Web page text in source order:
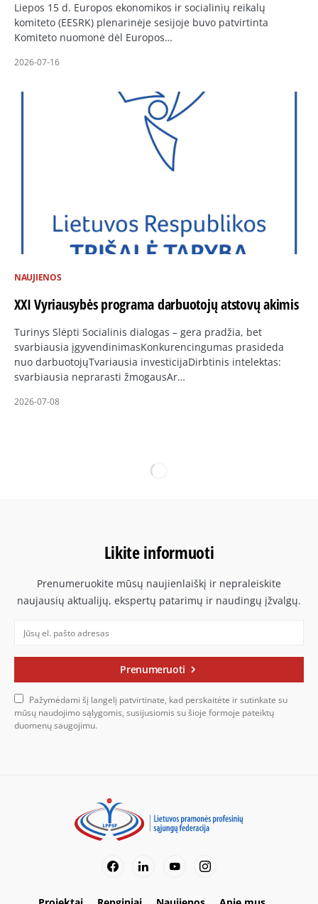
Liepos 15 d. Europos ekonomikos ir socialinių reikalų
komiteto (EESRK) plenarinėje sesijoje buvo patvirtinta
Komiteto nuomonė dėl Europos…
2026-07-16
NAUJIENOS
XXI Vyriausybės programa darbuotojų atstovų akimis
Turinys Slėpti Socialinis dialogas – gera pradžia, bet
svarbiausia įgyvendinimasKonkurencingumas prasideda
nuo darbuotojųTvariausia investicijaDirbtinis intelektas:
svarbiausia neprarasti žmogausAr…
2026-07-08
Likite informuoti
Prenumeruokite mūsų naujienlaiškį ir nepraleiskite
naujausių aktualijų, ekspertų patarimų ir naudingų įžvalgų.
Prenumeruoti
Pažymėdami šį langelį patvirtinate, kad perskaitėte ir sutinkate su
mūsų naudojimo sąlygomis, susijusiomis su šioje formoje pateiktų
duomenų saugojimu.